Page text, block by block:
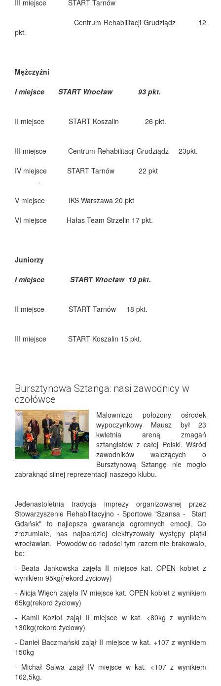
III miejsce START Tarnów
Centrum Rehabilitacji Grudziądz 12
pkt.
Mężczyźni
I miejsce START Wrocław 93 pkt.
II miejsce START Koszalin 26 pkt.
III miejsce Centrum Rehabilitacji Grudziądz 23pkt.
IV miejsce START Tarnów 22 pkt
.
V miejsce IKS Warszawa 20 pkt
VI miejsce Hałas Team Strzelin 17 pkt.
Juniorzy
I miejsce START Wrocław 19 pkt.
II miejsce START Tarnów 18 pkt.
III miejsce START Koszalin 15 pkt.
Bursztynowa Sztanga: nasi zawodnicy w
czołówce
Malowniczo położony ośrodek
wypoczynkowy Mausz był 23
kwietnia areną zmagań
sztangistów z całej Polski. Wśród
zawodników walczących o
Bursztynową Sztangę nie mogło
zabraknąć silnej reprezentacji naszego klubu.
Jedenastoletnia tradycja imprezy organizowanej przez
Stowarzyszenie Rehabilitacyjno - Sportowe "Szansa - Start
Gdańsk" to najlepsza gwarancja ogromnych emocji. Co
zrozumiałe, nas najbardziej elektryzowały występy piątki
wrocławian. Powodów do radości tym razem nie brakowało,
bo:
- Beata Jankowska zajęła II miejsce kat. OPEN kobiet z
wynikiem 95kg(rekord życiowy)
- Alicja Więch zajęła IV miejsce kat. OPEN kobiet z wynikiem
65kg(rekord życiowy)
- Kamil Kozioł zajął II miejsce w kat. <80kg z wynikiem
130kg(rekord życiowy)
- Daniel Baczmański zajął II miejsce w kat. +107 z wynikiem
150kg
- Michał Salwa zajął IV miejsce w kat. <107 z wynikiem
162,5kg.